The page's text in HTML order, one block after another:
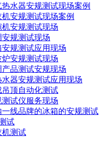
热水器安规测试现场案例
机安规测试现场案例
机安规测试现场
安规测试现场
安规测试应用现场
炉安规测试现场
产品测试安规现场
水器安规测试应用现场
吊顶自动化测试
测试仪服务现场
一线品牌的冰箱的安规测试
试
机测试